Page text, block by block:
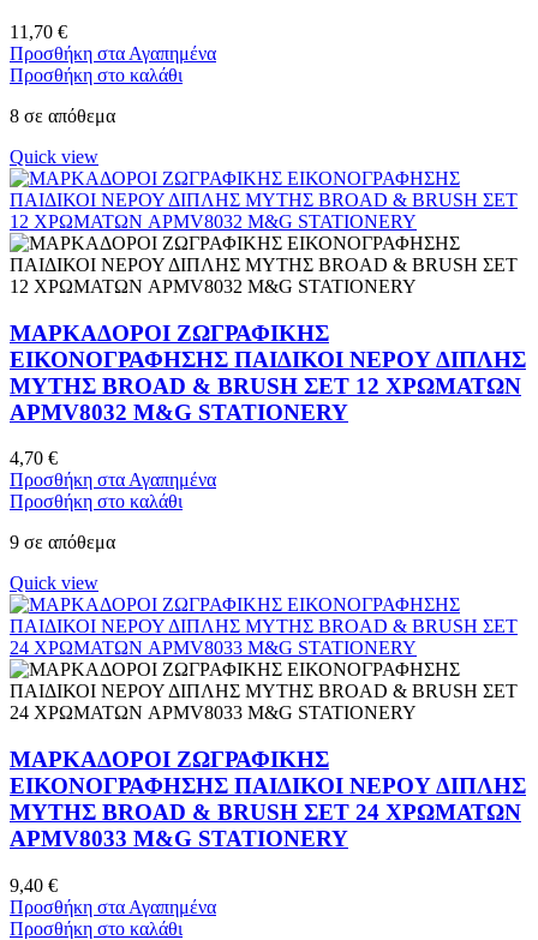
11,70 €
Προσθήκη στα Αγαπημένα
Προσθήκη στο καλάθι
8 σε απόθεμα
Quick view
ΜΑΡΚΑΔΟΡΟΙ ΖΩΓΡΑΦΙΚΗΣ
ΕΙΚΟΝΟΓΡΑΦΗΣΗΣ ΠΑΙΔΙΚΟΙ ΝΕΡΟΥ ΔΙΠΛΗΣ
ΜΥΤΗΣ BROAD & BRUSH ΣΕΤ 12 ΧΡΩΜΑΤΩΝ
APMV8032 M&G STATIONERY
4,70 €
Προσθήκη στα Αγαπημένα
Προσθήκη στο καλάθι
9 σε απόθεμα
Quick view
ΜΑΡΚΑΔΟΡΟΙ ΖΩΓΡΑΦΙΚΗΣ
ΕΙΚΟΝΟΓΡΑΦΗΣΗΣ ΠΑΙΔΙΚΟΙ ΝΕΡΟΥ ΔΙΠΛΗΣ
ΜΥΤΗΣ BROAD & BRUSH ΣΕΤ 24 ΧΡΩΜΑΤΩΝ
APMV8033 M&G STATIONERY
9,40 €
Προσθήκη στα Αγαπημένα
Προσθήκη στο καλάθι